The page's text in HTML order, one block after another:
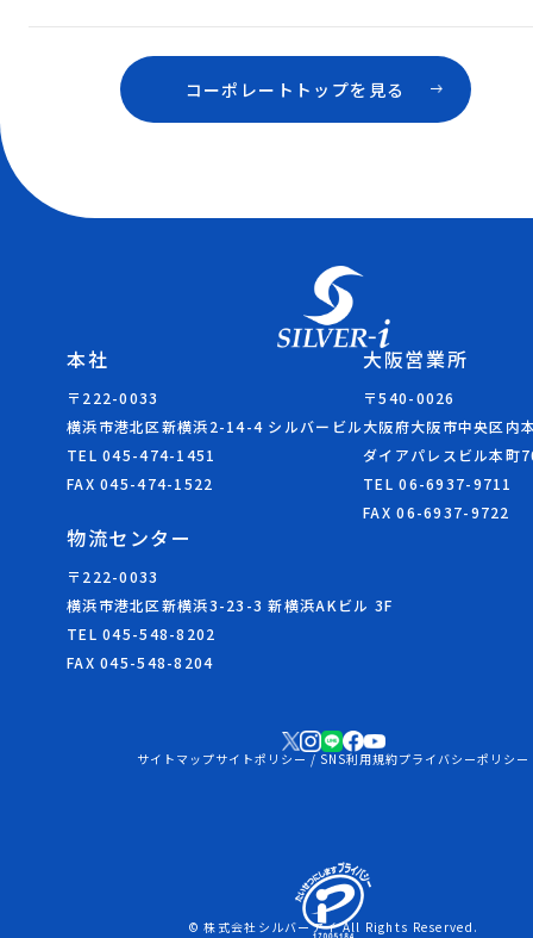
コーポレートトップを見る
本社
〒222-0033
横浜市港北区新横浜2-14-4 シルバービル
TEL 045-474-1451
FAX 045-474-1522
大阪営業所
〒540-0026
大阪府大阪市中央区内
ダイアパレスビル本町
TEL 06-6937-9711
FAX 06-6937-9722
物流センター
〒222-0033
横浜市港北区新横浜3-23-3 新横浜AKビル 3F
TEL 045-548-8202
FAX 045-548-8204
サイトマップサイトポリシー / SNS利用規約プライバシーポリシー
© 株式会社シルバーアイ All Rights Reserved.